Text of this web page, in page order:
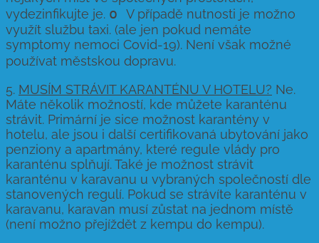
vydezinfikujte je. o V případě nutnosti je možno
využít službu taxi. (ale jen pokud nemáte
symptomy nemoci Covid-19). Není však možné
používat městskou dopravu.
5. MUSÍM STRÁVIT KARANTÉNU V HOTELU? Ne.
Máte několik možností, kde můžete karanténu
strávit. Primární je sice možnost karantény v
hotelu, ale jsou i další certifikovaná ubytování jako
penziony a apartmány, které regule vlády pro
karanténu splňují. Také je možnost strávit
karanténu v karavanu u vybraných společností dle
stanovených regulí. Pokud se strávíte karanténu v
karavanu, karavan musí zůstat na jednom místě
(není možno přejíždět z kempu do kempu).